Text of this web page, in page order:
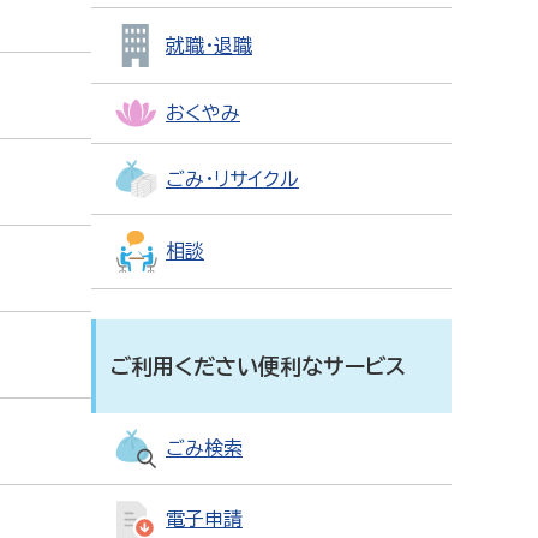
就職・退職
おくやみ
ごみ・リサイクル
相談
ご利用ください便利なサービス
ごみ検索
電子申請